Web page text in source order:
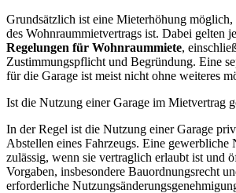
Grundsätzlich ist eine Mieterhöhung
des Wohnraummietvertrags ist. Dabei gelten
Regelungen für Wohnraummiete,
Zustimmungspflicht und Begründung. Eine
für die Garage ist meist nicht ohne weiteres
Ist die Nutzung einer Garage im Mietvertrag
In der Regel ist die Nutzung einer Garage
Abstellen eines Fahrzeugs. Eine gewerbliche
zulässig, wenn sie vertraglich erlaubt ist und
Vorgaben, insbesondere Bauordnungsrecht
erforderliche